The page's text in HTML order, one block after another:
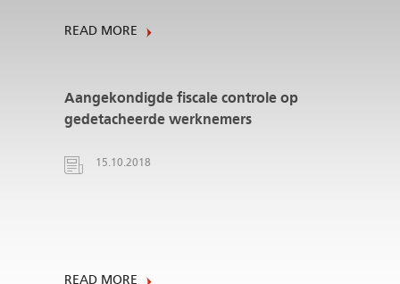
READ MORE
Aangekondigde fiscale controle op
gedetacheerde werknemers
15.10.2018
READ MORE